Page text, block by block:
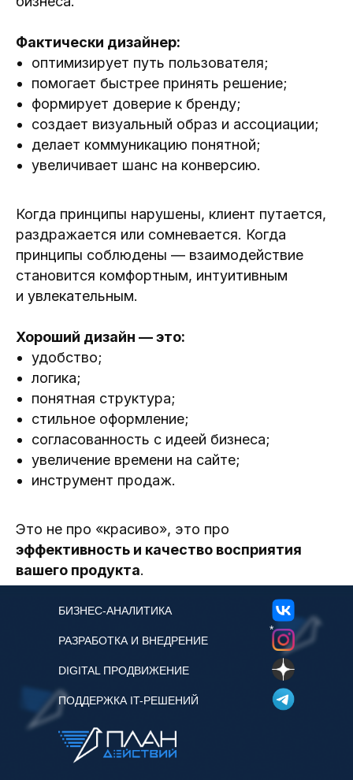
Фактически дизайнер:
оптимизирует путь пользователя;
помогает быстрее принять решение;
формирует доверие к бренду;
создает визуальный образ и ассоциации;
делает коммуникацию понятной;
увеличивает шанс на конверсию.
Когда принципы нарушены, клиент путается,
раздражается или сомневается. Когда
принципы соблюдены — взаимодействие
становится комфортным, интуитивным
и увлекательным.
Хороший дизайн — это:
удобство;
логика;
понятная структура;
стильное оформление;
согласованность с идеей бизнеса;
увеличение времени на сайте;
инструмент продаж.
Это не про «красиво», это про
эффективность и качество восприятия
вашего продукта.
БИЗНЕС-АНАЛИТИКА
DIGITAL ПРОДВИЖЕНИЕ
РАЗРАБОТКА И ВНЕДРЕНИЕ
ПОДДЕРЖКА IT-РЕШЕНИЙ
*